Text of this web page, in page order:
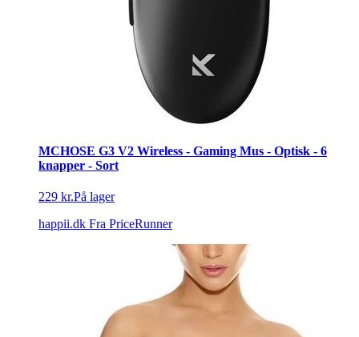
MCHOSE G3 V2 Wireless - Gaming Mus - Optisk - 6
knapper - Sort
229 kr.På lager
happii.dk Fra PriceRunner